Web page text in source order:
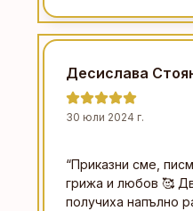
Десислава
30 юли 2024 г.
“Приказни сме,
грижа и любов 🥰
получиха напълно